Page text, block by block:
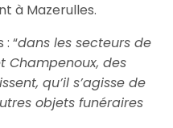
à Mazerulles.
“dans les secteurs de
Champenoux, des
qu’il s’agisse de
objets funéraires